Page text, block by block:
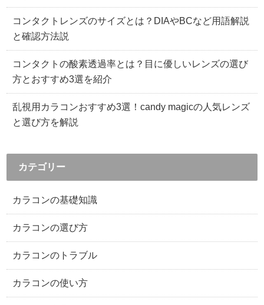
コンタクトレンズのサイズとは？DIAやBCなど用語解説
と確認方法説
コンタクトの酸素透過率とは？目に優しいレンズの選び
方とおすすめ3選を紹介
乱視用カラコンおすすめ3選！candy magicの人気レンズ
と選び方を解説
カテゴリー
カラコンの基礎知識
カラコンの選び方
カラコンのトラブル
カラコンの使い方